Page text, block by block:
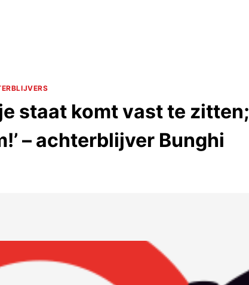
staat komt vast te zitten;
– achterblijver Bunghi